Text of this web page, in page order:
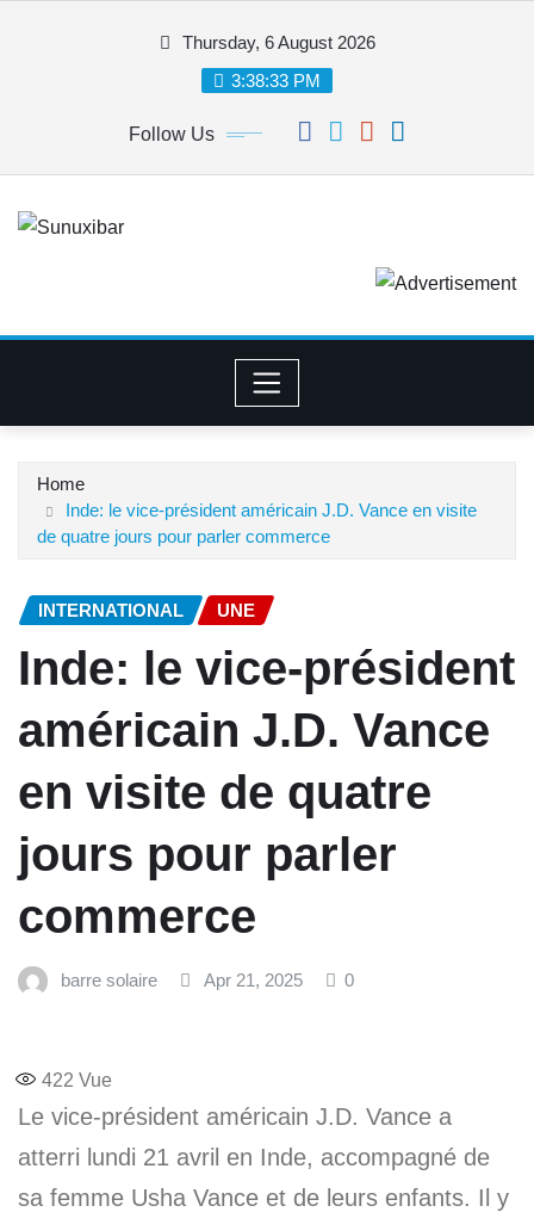
Thursday, 6 August 2026
3:38:34 PM
Follow Us
Home
Inde: le vice-président américain J.D. Vance en visite
de quatre jours pour parler commerce
INTERNATIONAL UNE
Inde: le vice-président
américain J.D. Vance
en visite de quatre
jours pour parler
commerce
barre solaire Apr 21, 2025 0
422 Vue
Le vice-président américain J.D. Vance a
atterri lundi 21 avril en Inde, accompagné de
sa femme Usha Vance et de leurs enfants. Il y